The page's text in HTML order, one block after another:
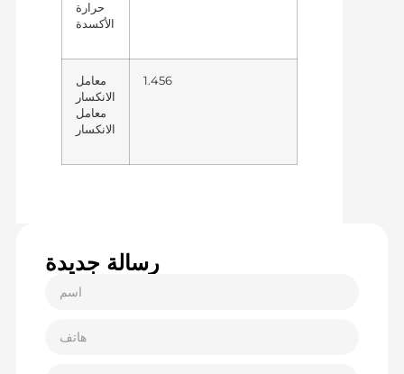
حرارة
الأكسدة
معامل
الانكسار
معامل
الانكسار
1.456
رسالة جديدة